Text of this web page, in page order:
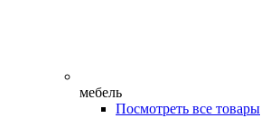
мебель
Посмотреть все товары